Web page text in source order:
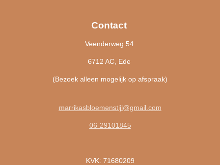
Contact
Veenderweg 54
6712 AC, Ede
(Bezoek alleen mogelijk op afspraak)
marrikasbloemenstijl@gmail.com
06-29101845
KVK: 71680209